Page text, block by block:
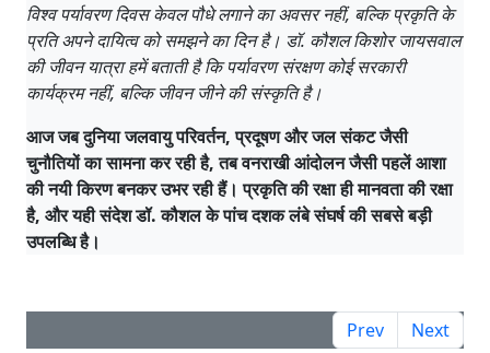
विश्व पर्यावरण दिवस केवल पौधे लगाने का अवसर नहीं, बल्कि प्रकृति के
प्रति अपने दायित्व को समझने का दिन है। डॉ. कौशल किशोर जायसवाल
की जीवन यात्रा हमें बताती है कि पर्यावरण संरक्षण कोई सरकारी
कार्यक्रम नहीं, बल्कि जीवन जीने की संस्कृति है।
आज जब दुनिया जलवायु परिवर्तन, प्रदूषण और जल संकट जैसी
चुनौतियों का सामना कर रही है, तब वनराखी आंदोलन जैसी पहलें आशा
की नयी किरण बनकर उभर रही हैं। प्रकृति की रक्षा ही मानवता की रक्षा
है, और यही संदेश डॉ. कौशल के पांच दशक लंबे संघर्ष की सबसे बड़ी
उपलब्धि है।
Prev Next